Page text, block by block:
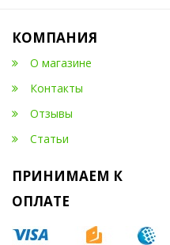
КОМПАНИЯ
О магазине
Контакты
Отзывы
Статьи
ПРИНИМАЕМ К
ОПЛАТЕ